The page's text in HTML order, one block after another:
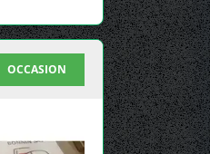
OCCASION